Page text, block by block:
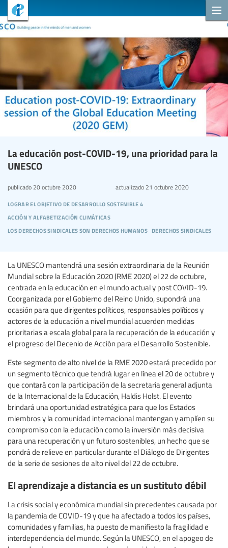
La educación post-COVID-19, una prioridad para la
UNESCO
lograr el objetivo de desarrollo sostenible 4
acción y alfabetización climáticas
los derechos sindicales son derechos humanos derechos sindicales
publicado 20 octubre 2020 actualizado21 octubre 2020
La UNESCO mantendrá una sesión extraordinaria de la Reunión
Mundial sobre la Educación 2020 (RME 2020) el 22 de octubre,
centrada en la educación en el mundo actual y post COVID-19.
Coorganizada por el Gobierno del Reino Unido, supondrá una
ocasión para que dirigentes políticos, responsables políticos y
actores de la educación a nivel mundial acuerden medidas
prioritarias a escala global para la recuperación de la educación y
el progreso del Decenio de Acción para el Desarrollo Sostenible.
Este segmento de alto nivel de la RME 2020 estará precedido por
un segmento técnico que tendrá lugar en línea el 20 de octubre y
que contará con la participación de la secretaria general adjunta
de la Internacional de la Educación, Haldis Holst. El evento
brindará una oportunidad estratégica para que los Estados
miembros y la comunidad internacional mantengan y amplíen su
compromiso con la educación como la inversión más decisiva
para una recuperación y un futuro sostenibles, un hecho que se
pondrá de relieve en particular durante el Diálogo de Dirigentes
de la serie de sesiones de alto nivel del 22 de octubre.
El aprendizaje a distancia es un sustituto débil
La crisis social y económica mundial sin precedentes causada por
la pandemia de COVID-19 y que ha afectado a todos los países,
comunidades y familias, ha puesto de manifiesto la fragilidad e
interdependencia del mundo. Según la UNESCO, en el apogeo de